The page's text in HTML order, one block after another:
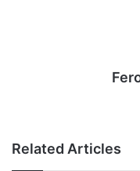
Related Articles